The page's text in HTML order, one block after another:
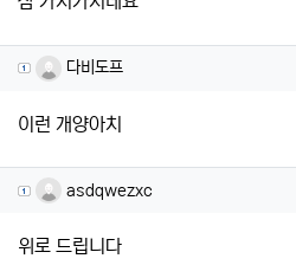
다비도프님의 댓글
다비도프
이런 개양아치
asdqwezxc님의 댓글
asdqwezxc
위로 드립니다